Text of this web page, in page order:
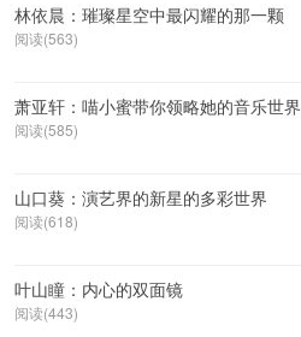
林依晨：璀璨星空中最闪耀的那一颗
阅读(563)
萧亚轩：喵小蜜带你领略她的音乐世界
阅读(585)
山口葵：演艺界的新星的多彩世界
阅读(618)
叶山瞳：内心的双面镜
阅读(443)